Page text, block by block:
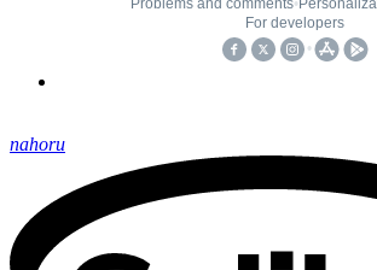
nahoru